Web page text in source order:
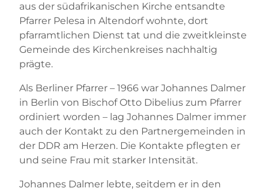
aus der südafrikanischen Kirche entsandte
Pfarrer Pelesa in Altendorf wohnte, dort
pfarramtlichen Dienst tat und die zweitkleinste
Gemeinde des Kirchenkreises nachhaltig
prägte.
Als Berliner Pfarrer – 1966 war Johannes Dalmer
in Berlin von Bischof Otto Dibelius zum Pfarrer
ordiniert worden – lag Johannes Dalmer immer
auch der Kontakt zu den Partnergemeinden in
der DDR am Herzen. Die Kontakte pflegten er
und seine Frau mit starker Intensität.
Johannes Dalmer lebte, seitdem er in den